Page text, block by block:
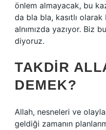
önlem almayacak, bu
da bla bla, kasıtlı
alnımızda yazıyor. Biz
diyoruz.
TAKDIR
DEMEK?
Allah, nesneleri ve
geldiği zamanın